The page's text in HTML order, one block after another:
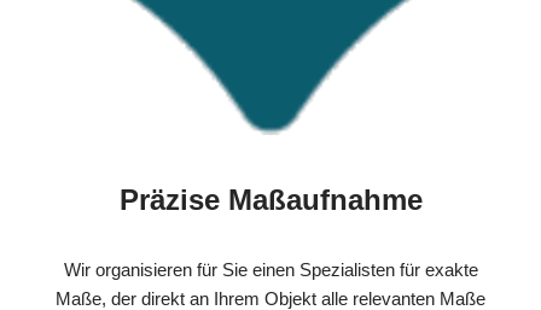
Präzise Maßaufnahme
Wir organisieren für Sie einen Spezialisten für exakte
Maße, der direkt an Ihrem Objekt alle relevanten Maße